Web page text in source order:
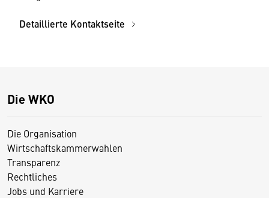
Detaillierte Kontaktseite
Die WKO
Die Organisation
Wirtschaftskammerwahlen
Transparenz
Rechtliches
Jobs und Karriere